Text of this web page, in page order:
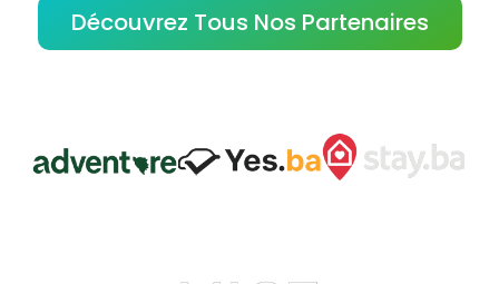
Découvrez Tous Nos Partenaires